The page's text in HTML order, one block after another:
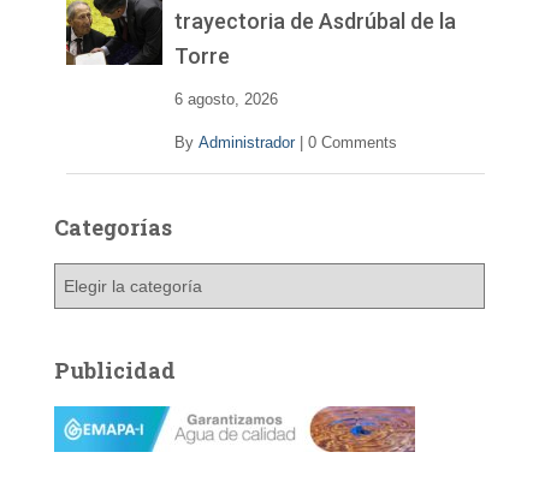
trayectoria de Asdrúbal de la
Torre
6 agosto, 2026
By Administrador 0 Comments
Categorías
g
o
Publicidad